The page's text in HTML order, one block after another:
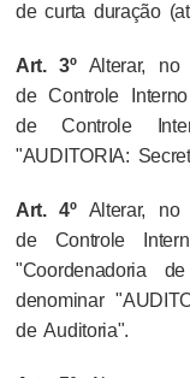
de curta duração
Art. 3ºAlterar, no
de Controle
de Controle
"AUDITORIA:
Art. 4ºAlterar, no
de Controle
"Coordenadoria
denominar
de Auditoria".